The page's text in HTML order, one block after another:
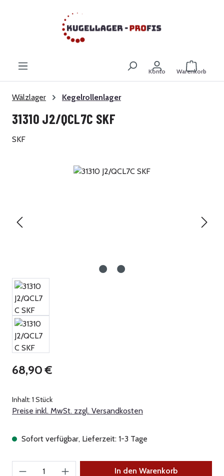
Zum Hauptinhalt springen
Konto Warenkorb
Wälzlager Kegelrollenlager
31310 J2/QCL7C SKF
SKF
Bildergalerie überspringen
Regulärer Preis:
68,90 €
Inhalt: 1 Stück
Preise inkl. MwSt. zzgl. Versandkosten
Sofort verfügbar, Lieferzeit: 1-3 Tage
Produkt Anzahl: Gib den gewünschten Wert
In den Warenkorb